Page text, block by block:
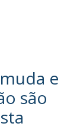
e
são